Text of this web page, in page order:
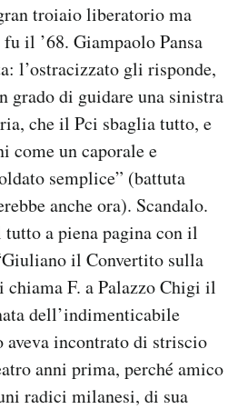
troiaio liberatorio ma
il ’68. Giampaolo Pansa
l’ostracizzato gli risponde,
grado di guidare una sinistra
che il Pci sbaglia tutto, e
come un caporale e
semplice” (battuta
anche ora). Scandalo.
a piena pagina con il
il Convertito sulla
F. a Palazzo Chigi il
dell’indimenticabile
aveva incontrato di striscio
anni prima, perché amico
radici milanesi, di sua